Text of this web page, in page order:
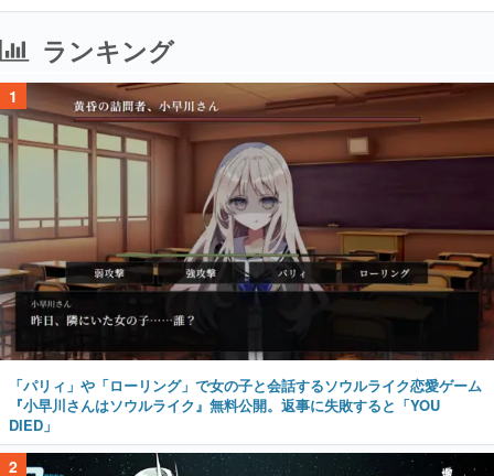
ランキング
1
「パリィ」や「ローリング」で女の子と会話するソウルライク恋愛ゲーム
『小早川さんはソウルライク』無料公開。返事に失敗すると「YOU
DIED」
2